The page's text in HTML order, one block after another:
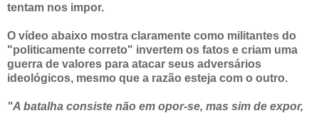
tentam nos impor.
O vídeo abaixo mostra claramente como militantes do
"politicamente correto" invertem os fatos e criam uma
guerra de valores para atacar seus adversários
ideológicos, mesmo que a razão esteja com o outro.
"A batalha consiste não em opor-se, mas sim de expor,